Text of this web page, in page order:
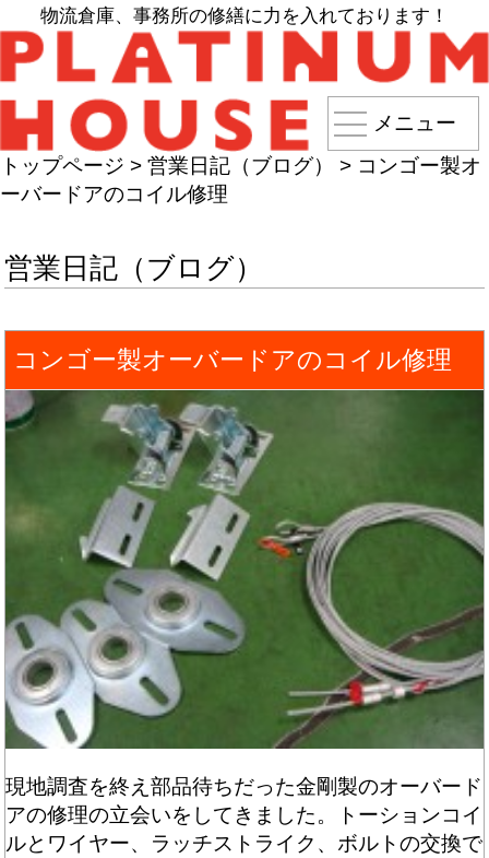
物流倉庫、事務所の修繕に力を入れております！
メニュー
トップページ > 営業日記（ブログ） > コンゴー製オ
ーバードアのコイル修理
営業日記（ブログ）
コンゴー製オーバードアのコイル修理
現地調査を終え部品待ちだった金剛製のオーバード
アの修理の立会いをしてきました。トーションコイ
ルとワイヤー、ラッチストライク、ボルトの交換で